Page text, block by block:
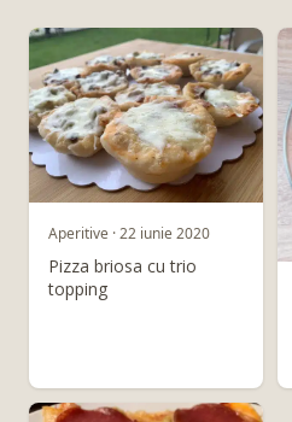
Aperitive · 22 iunie 2020
Pizza briosa cu trio
topping